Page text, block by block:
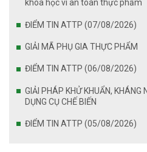
khoa học vì an toàn thực phẩm
ĐIỂM TIN ATTP (07/08/2026)
GIẢI MÃ PHỤ GIA THỰC PHẨM
ĐIỂM TIN ATTP (06/08/2026)
GIẢI PHÁP KHỬ KHUẨN,
DỤNG CỤ CHẾ BIẾN
ĐIỂM TIN ATTP (05/08/2026)